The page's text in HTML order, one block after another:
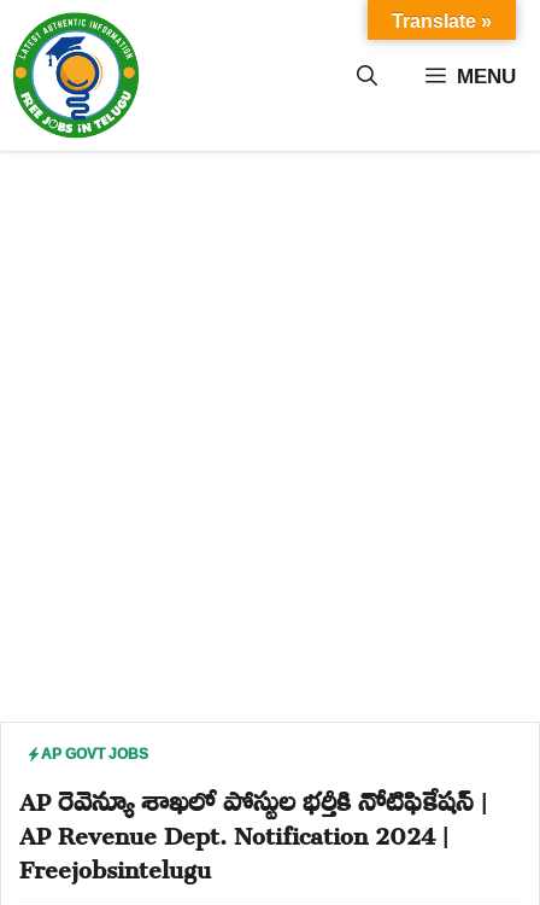
content MENU
AP GOVT JOBS
AP రెవెన్యూ శాఖలో పోస్టుల భర్తీకి నోటిఫికేషన్ |
AP Revenue Dept. Notification 2024 |
Freejobsintelugu
Translate »